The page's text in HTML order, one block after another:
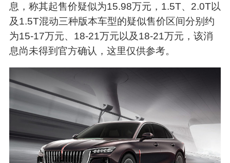
息，称其起售价疑似为15.98万元，1.5T、2.0T以
及1.5T混动三种版本车型的疑似售价区间分别约
为15-17万元、18-21万元以及18-21万元，该消
息尚未得到官方确认，这里仅供参考。